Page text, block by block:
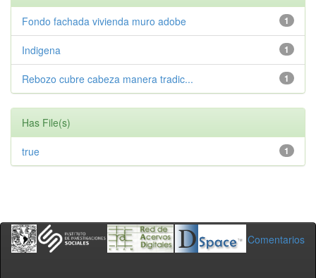
1
Fondo fachada vivienda muro adobe
1
Indigena
1
Rebozo cubre cabeza manera tradic...
Has File(s)
1
true
Comentarios